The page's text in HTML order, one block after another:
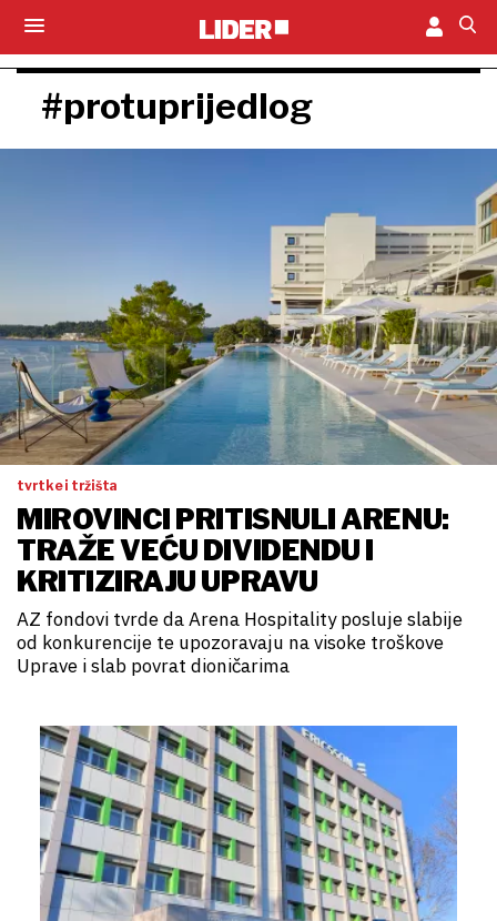
#protuprijedlog
tvrtke i tržišta
MIROVINCI PRITISNULI ARENU:
TRAŽE VEĆU DIVIDENDU I
KRITIZIRAJU UPRAVU
AZ fondovi tvrde da Arena Hospitality posluje slabije
od konkurencije te upozoravaju na visoke troškove
Uprave i slab povrat dioničarima